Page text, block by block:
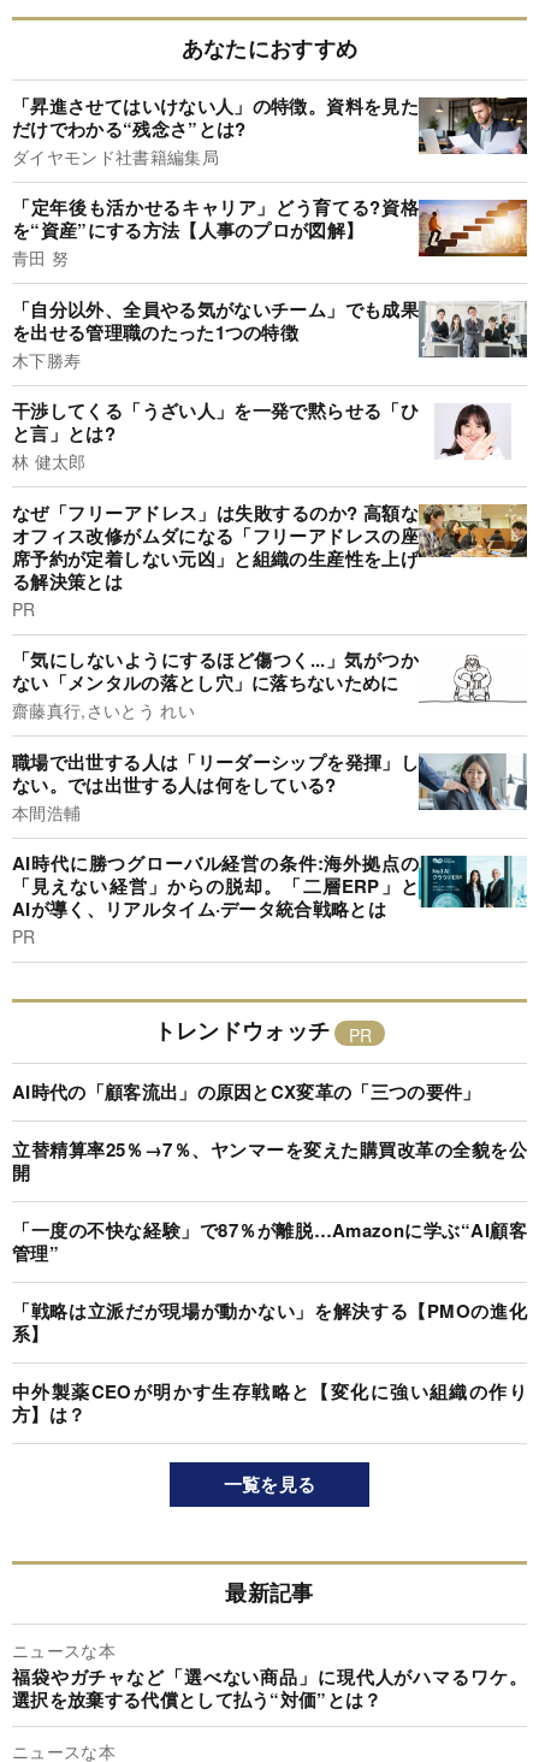
あなたにおすすめ
「昇進させてはいけない人」の特徴。資料を見た
だけでわかる“残念さ”とは?
ダイヤモンド社書籍編集局
「定年後も活かせるキャリア」どう育てる?資格
を“資産”にする方法【人事のプロが図解】
青田 努
「自分以外、全員やる気がないチーム」でも成果
を出せる管理職のたった1つの特徴
木下勝寿
干渉してくる「うざい人」を一発で黙らせる「ひ
と言」とは?
林 健太郎
なぜ「フリーアドレス」は失敗するのか? 高額な
オフィス改修がムダになる「フリーアドレスの座
席予約が定着しない元凶」と組織の生産性を上げ
る解決策とは
PR
「気にしないようにするほど傷つく...」気がつか
ない「メンタルの落とし穴」に落ちないために
齋藤真行,さいとう れい
職場で出世する人は「リーダーシップを発揮」し
ない。では出世する人は何をしている?
本間浩輔
AI時代に勝つグローバル経営の条件:海外拠点の
「見えない経営」からの脱却。「二層ERP」と
AIが導く、リアルタイム·データ統合戦略とは
PR
トレンドウォッチ
AI時代の「顧客流出」の原因とCX変革の「三つの要件」
立替精算率25％→7％、ヤンマーを変えた購買改革の全貌を公
開
「一度の不快な経験」で87％が離脱…Amazonに学ぶ“AI顧客
管理”
「戦略は立派だが現場が動かない」を解決する【PMOの進化
系】
中外製薬CEOが明かす生存戦略と【変化に強い組織の作り
方】は？
一覧を見る
最新記事
ニュースな本
福袋やガチャなど「選べない商品」に現代人がハマるワケ。
選択を放棄する代償として払う“対価”とは？
ニュースな本